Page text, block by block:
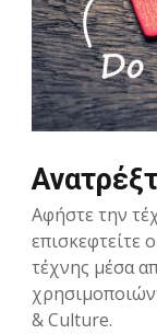
Αφήστε την
επισκεφτείτε
τέχνης μέσα
& Culture.